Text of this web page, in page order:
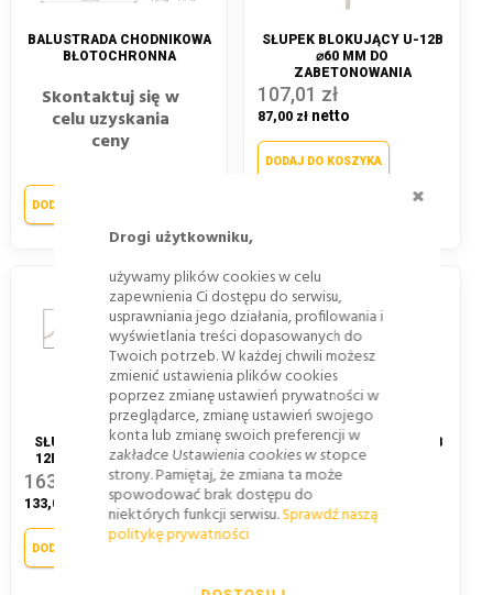
Drogi użytkowniku,
używamy plików cookies w celu
zapewnienia Ci dostępu do serwisu,
usprawniania jego działania, profilowania i
wyświetlania treści dopasowanych do
Twoich potrzeb. W każdej chwili możesz
zmienić ustawienia plików cookies
poprzez zmianę ustawień prywatności w
przeglądarce, zmianę ustawień swojego
konta lub zmianę swoich preferencji w
zakładce Ustawienia cookies w stopce
strony. Pamiętaj, że zmiana ta może
spowodować brak dostępu do
niektórych funkcji serwisu.Sprawdź naszą
politykę prywatności
BALUSTRADA CHODNIKOWA
BŁOTOCHRONNA
Skontaktuj się w
celu uzyskania
ceny
DODAJ DO KOSZYKA
SŁUPEK BLOKUJĄCY U-12B
⌀60 MM DO
ZABETONOWANIA
107,01 zł
87,00 zł
DODAJ DO KOSZYKA
SŁUPEK ŁAŃCUCHOWY U-
12B DO ZABETONOWANIA
163,59 zł
133,00 zł
DODAJ DO KOSZYKA
SŁUPEK BLOKUJĄCY U-12B
⌀ 60 MM Z PODSTAWĄ DO
PRZYKRĘCENIA
116,85 zł
95,00 zł